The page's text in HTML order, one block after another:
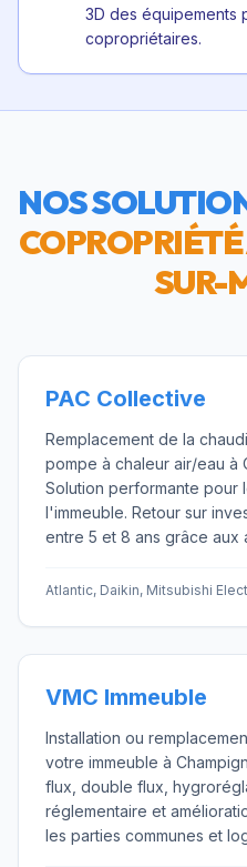
3D des équipements
copropriétaires.
NOS
SUR-
PAC Collective
Remplacement de la
pompe à chaleur air/eau à
Solution performante pour
l'immeuble. Retour sur
entre 5 et 8 ans grâce aux
Atlantic, Daikin, Mitsubishi
VMC Immeuble
Installation ou
votre immeuble à
flux, double flux,
réglementaire et
les parties communes et